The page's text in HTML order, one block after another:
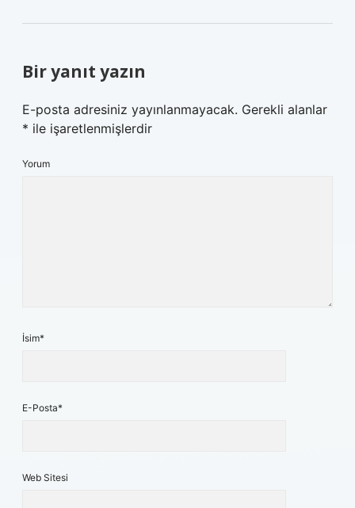
Bir yanıt yazın
E-posta adresiniz yayınlanmayacak. Gerekli alanlar
* ile işaretlenmişlerdir
Yorum
İsim*
E-Posta*
Web Sitesi